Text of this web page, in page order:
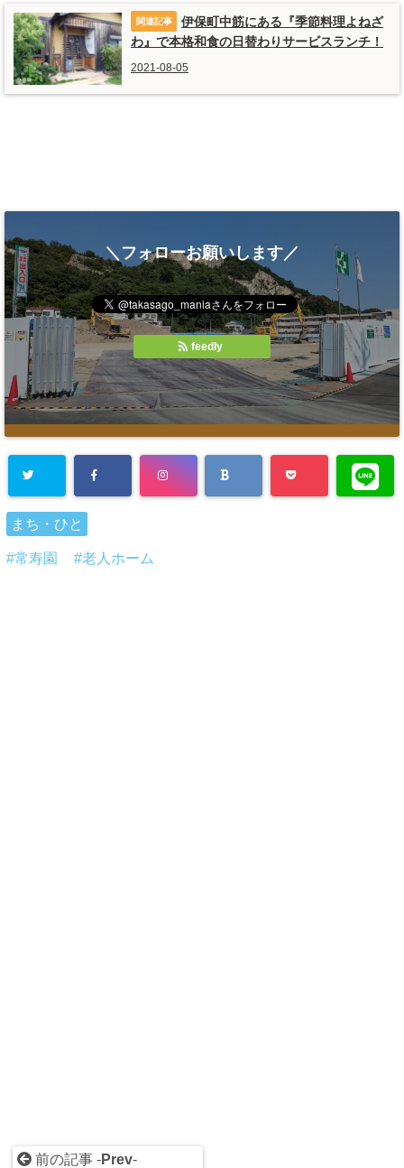
伊保町中筋にある『季節料理よねざ
わ』で本格和食の日替わりサービスランチ！
2021-08-05
＼フォローお願いします／
feedly
まち・ひと
常寿園 老人ホーム
前の記事 -Prev-